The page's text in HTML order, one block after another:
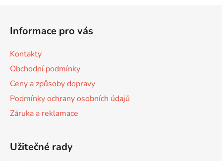
Informace pro vás
Kontakty
Obchodní podmínky
Ceny a způsoby dopravy
Podmínky ochrany osobních údajů
Záruka a reklamace
Užitečné rady